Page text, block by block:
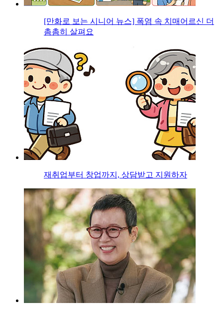
[만화로 보는 시니어 뉴스] 폭염 속 치매어르신 더
촘촘히 살펴요
재취업부터 창업까지, 상담받고 지원하자